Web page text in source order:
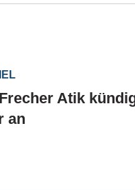
Atik
an